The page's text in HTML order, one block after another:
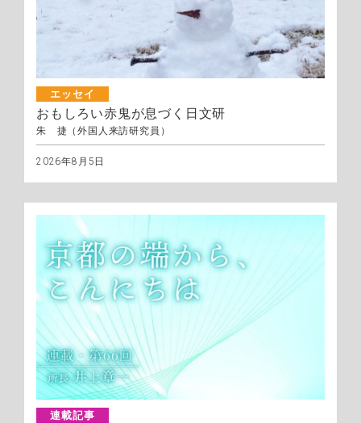
エッセイ
おもしろい赤鬼が息づく日文研
朱 捷（外国人来訪研究員）
2026年8月5日
連載記事